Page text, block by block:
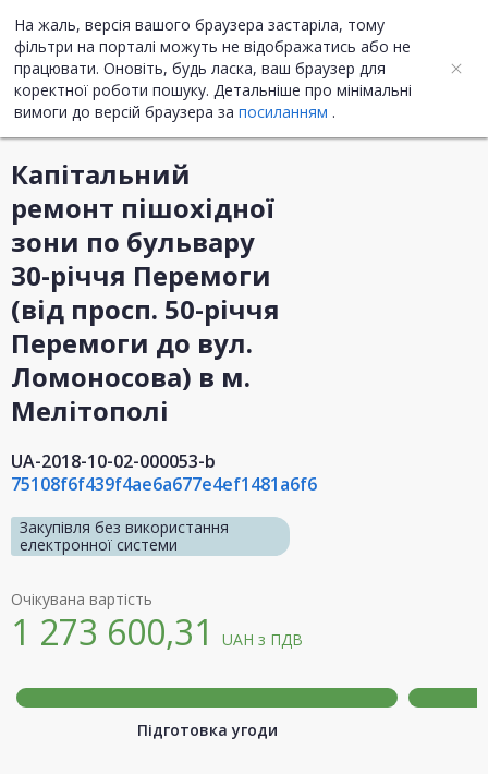
На жаль, версія вашого браузера застаріла, тому
фільтри на порталі можуть не відображатись або не
працювати. Оновіть, будь ласка, ваш браузер для
коректної роботи пошуку. Детальніше про мінімальні
вимоги до версій браузера за посиланням .
UA EN
Інформація про закупівлю
Капітальний
ремонт пішохідної
зони по бульвару
30-річчя Перемоги
(від просп. 50-річчя
Перемоги до вул.
Ломоносова) в м.
Мелітополі
UA-2018-10-02-000053-b
75108f6f439f4ae6a677e4ef1481a6f6
Закупівля без використання
електронної системи
Очікувана вартість
1 273 600,31 UAH з ПДВ
Підготовка угоди